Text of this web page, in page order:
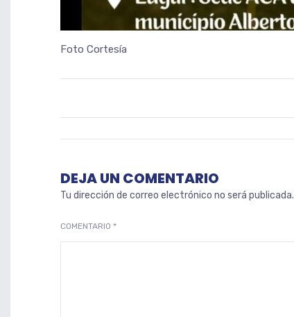
Foto Cortesía
DEJA UN COMENTARIO
Tu dirección de correo electrónico no será publicada.
COMENTARIO *